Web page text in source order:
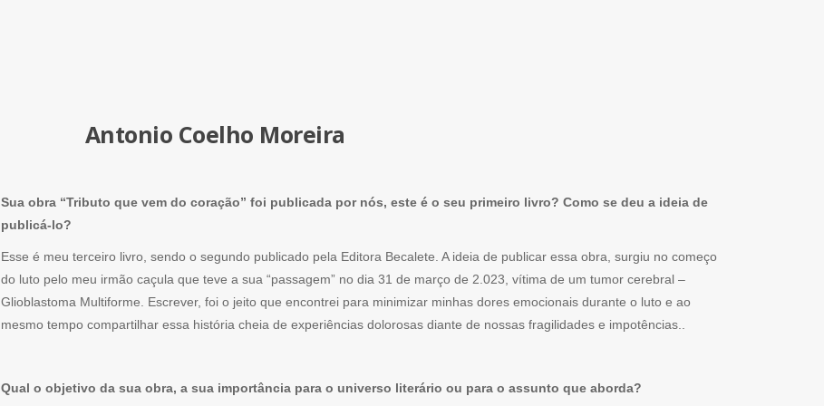
Antonio Coelho Moreira
Sua obra “Tributo que vem do coração” foi publicada por nós, este é o seu primeiro livro? Como se deu a ideia de
publicá-lo?
Esse é meu terceiro livro, sendo o segundo publicado pela Editora Becalete. A ideia de publicar essa obra, surgiu no começo
do luto pelo meu irmão caçula que teve a sua “passagem” no dia 31 de março de 2.023, vítima de um tumor cerebral –
Glioblastoma Multiforme. Escrever, foi o jeito que encontrei para minimizar minhas dores emocionais durante o luto e ao
mesmo tempo compartilhar essa história cheia de experiências dolorosas diante de nossas fragilidades e impotências..
Qual o objetivo da sua obra, a sua importância para o universo literário ou para o assunto que aborda?